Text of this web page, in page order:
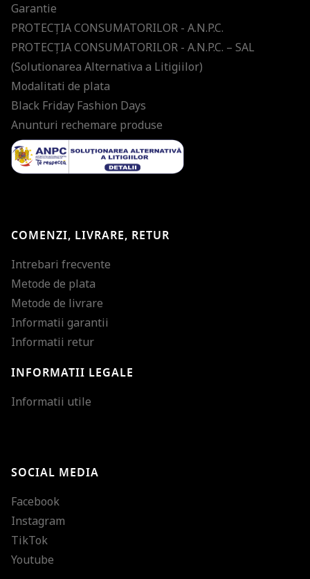
Garantie
PROTECŢIA CONSUMATORILOR - A.N.P.C.
PROTECŢIA CONSUMATORILOR - A.N.P.C. – SAL
(Solutionarea Alternativa a Litigiilor)
Modalitati de plata
Black Friday Fashion Days
Anunturi rechemare produse
COMENZI, LIVRARE, RETUR
Intrebari frecvente
Metode de plata
Metode de livrare
Informatii garantii
Informatii retur
INFORMATII LEGALE
Informatii utile
SOCIAL MEDIA
Facebook
Instagram
TikTok
Youtube